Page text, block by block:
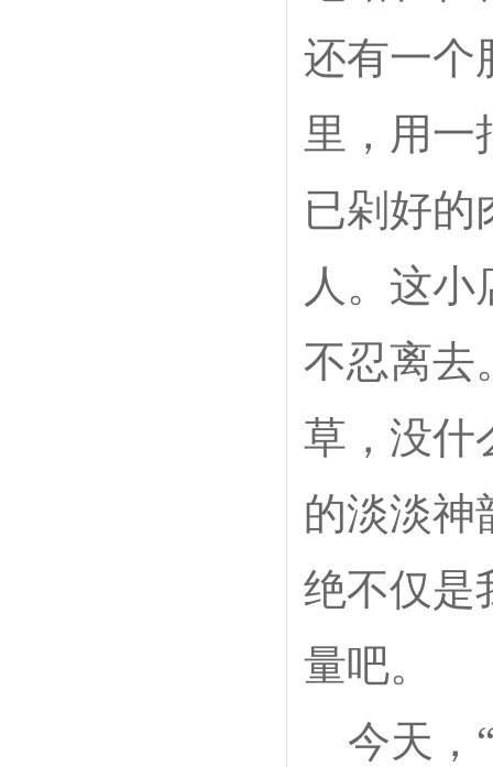
还有一个
里，用一
已剁好的
人。这
不忍离去
草，没什
的淡淡神
绝不仅是
量吧。
今天，